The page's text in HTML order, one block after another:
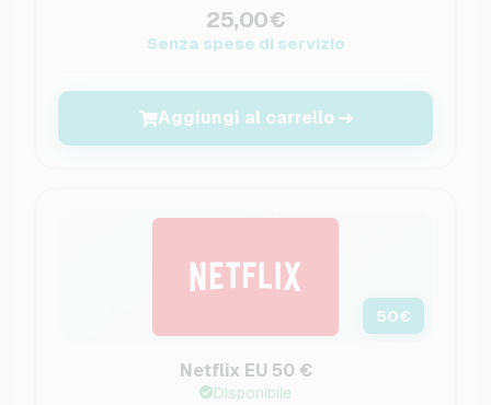
25,00€
Senza spese di servizio
Aggiungi al carrello
50€
Netflix EU 50 €
Disponibile